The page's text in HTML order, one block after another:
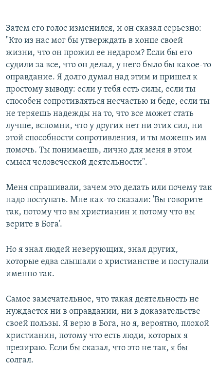
Затем его голос изменился, и он сказал серьезно:
"Кто из нас мог бы утверждать в конце своей
жизни, что он прожил ее недаром? Если бы его
судили за все, что он делал, у него было бы какое-то
оправдание. Я долго думал над этим и пришел к
простому выводу: если у тебя есть силы, если ты
способен сопротивляться несчастью и беде, если ты
не теряешь надежды на то, что все может стать
лучше, вспомни, что у других нет ни этих сил, ни
этой способности сопротивления, и ты можешь им
помочь. Ты понимаешь, лично для меня в этом
смысл человеческой деятельности".
Меня спрашивали, зачем это делать или почему так
надо поступать. Мне как-то сказали: 'Вы говорите
так, потому что вы христианин и потому что вы
верите в Бога'.
Но я знал людей неверующих, знал других,
которые едва слышали о христианстве и поступали
именно так.
Самое замечательное, что такая деятельность не
нуждается ни в оправдании, ни в доказательстве
своей пользы. Я верю в Бога, но я, вероятно, плохой
христианин, потому что есть люди, которых я
презираю. Если бы сказал, что это не так, я бы
солгал.